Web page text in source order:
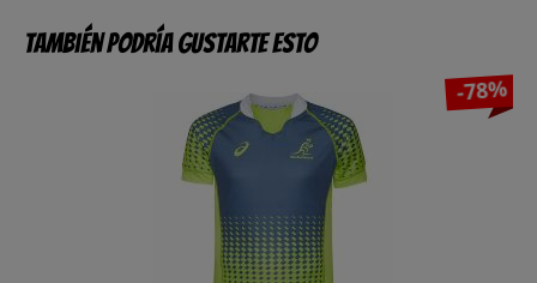
También podría gustarte esto
-78%